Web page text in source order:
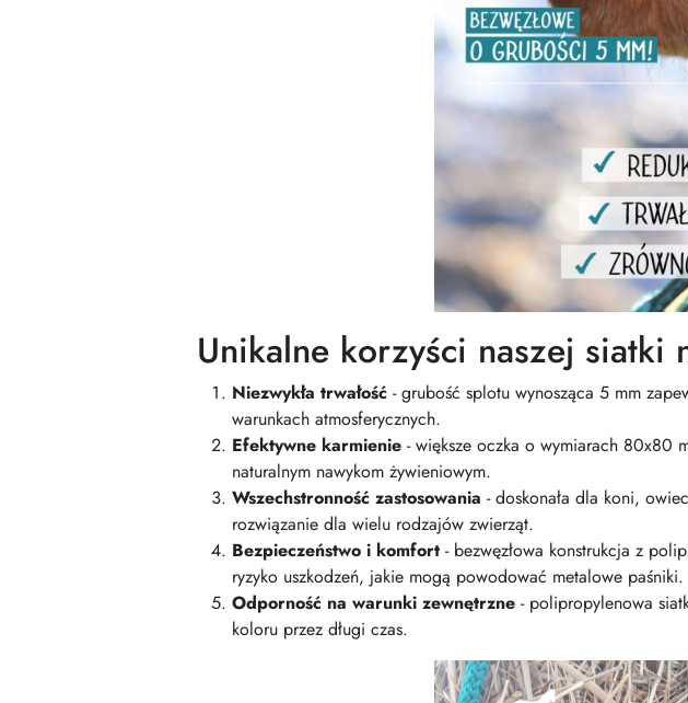
Unikalne korzyści naszej siatki
Niezwykła trwałość - grubość splotu wynosząca 5 mm
warunkach atmosferycznych.
Efektywne karmienie - większe oczka o wymiarach 80x80
naturalnym nawykom żywieniowym.
Wszechstronność zastosowania - doskonała dla koni,
rozwiązanie dla wielu rodzajów zwierząt.
Bezpieczeństwo i komfort - bezwęzłowa konstrukcja z
ryzyko uszkodzeń, jakie mogą powodować metalowe paśniki.
Odporność na warunki zewnętrzne - polipropylenowa
koloru przez długi czas.